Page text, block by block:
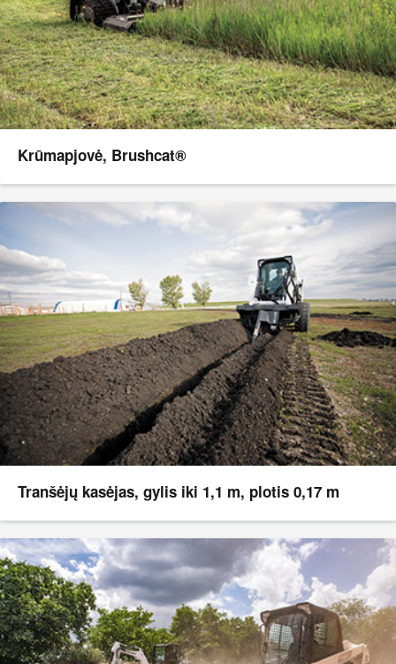
Krūmapjovė, Brushcat®
Tranšėjų kasėjas, gylis iki 1,1 m, plotis 0,17 m